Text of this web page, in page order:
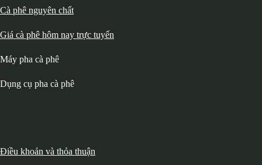
Cà phê nguyên chất
Giá cà phê hôm nay trực tuyến
Máy pha cà phê
Dụng cụ pha cà phê
Điều khoản và thỏa thuận